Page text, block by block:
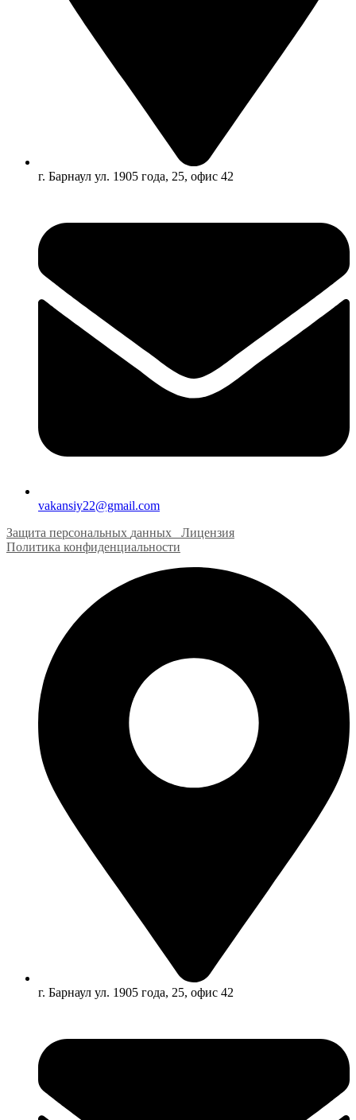
г. Барнаул ул. 1905 года, 25, офис 42
vakansiy22@gmail.com
Защита персональных данных
Лицензия
Политика конфиденциальности
г. Барнаул ул. 1905 года, 25, офис 42